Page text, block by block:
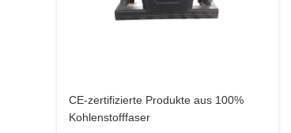
CE-zertifizierte Produkte aus 100%
Kohlenstofffaser